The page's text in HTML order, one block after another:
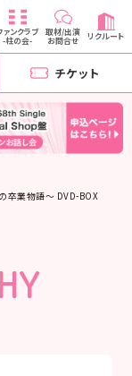
ァンクラブ
-柱の会-
取材/出演
お問合せ リクルート
チケット
卒業物語～ DVD-BOX